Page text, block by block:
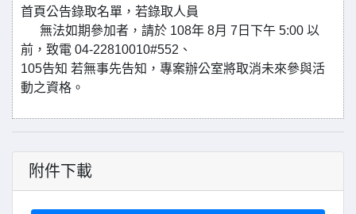
首頁公告錄取名單，若錄取人員
無法如期參加者，請於 108年 8月 7日下午 5:00 以
前，致電 04-22810010#552、
105告知 若無事先告知，專案辦公室將取消未來參與活
動之資格。
附件下載